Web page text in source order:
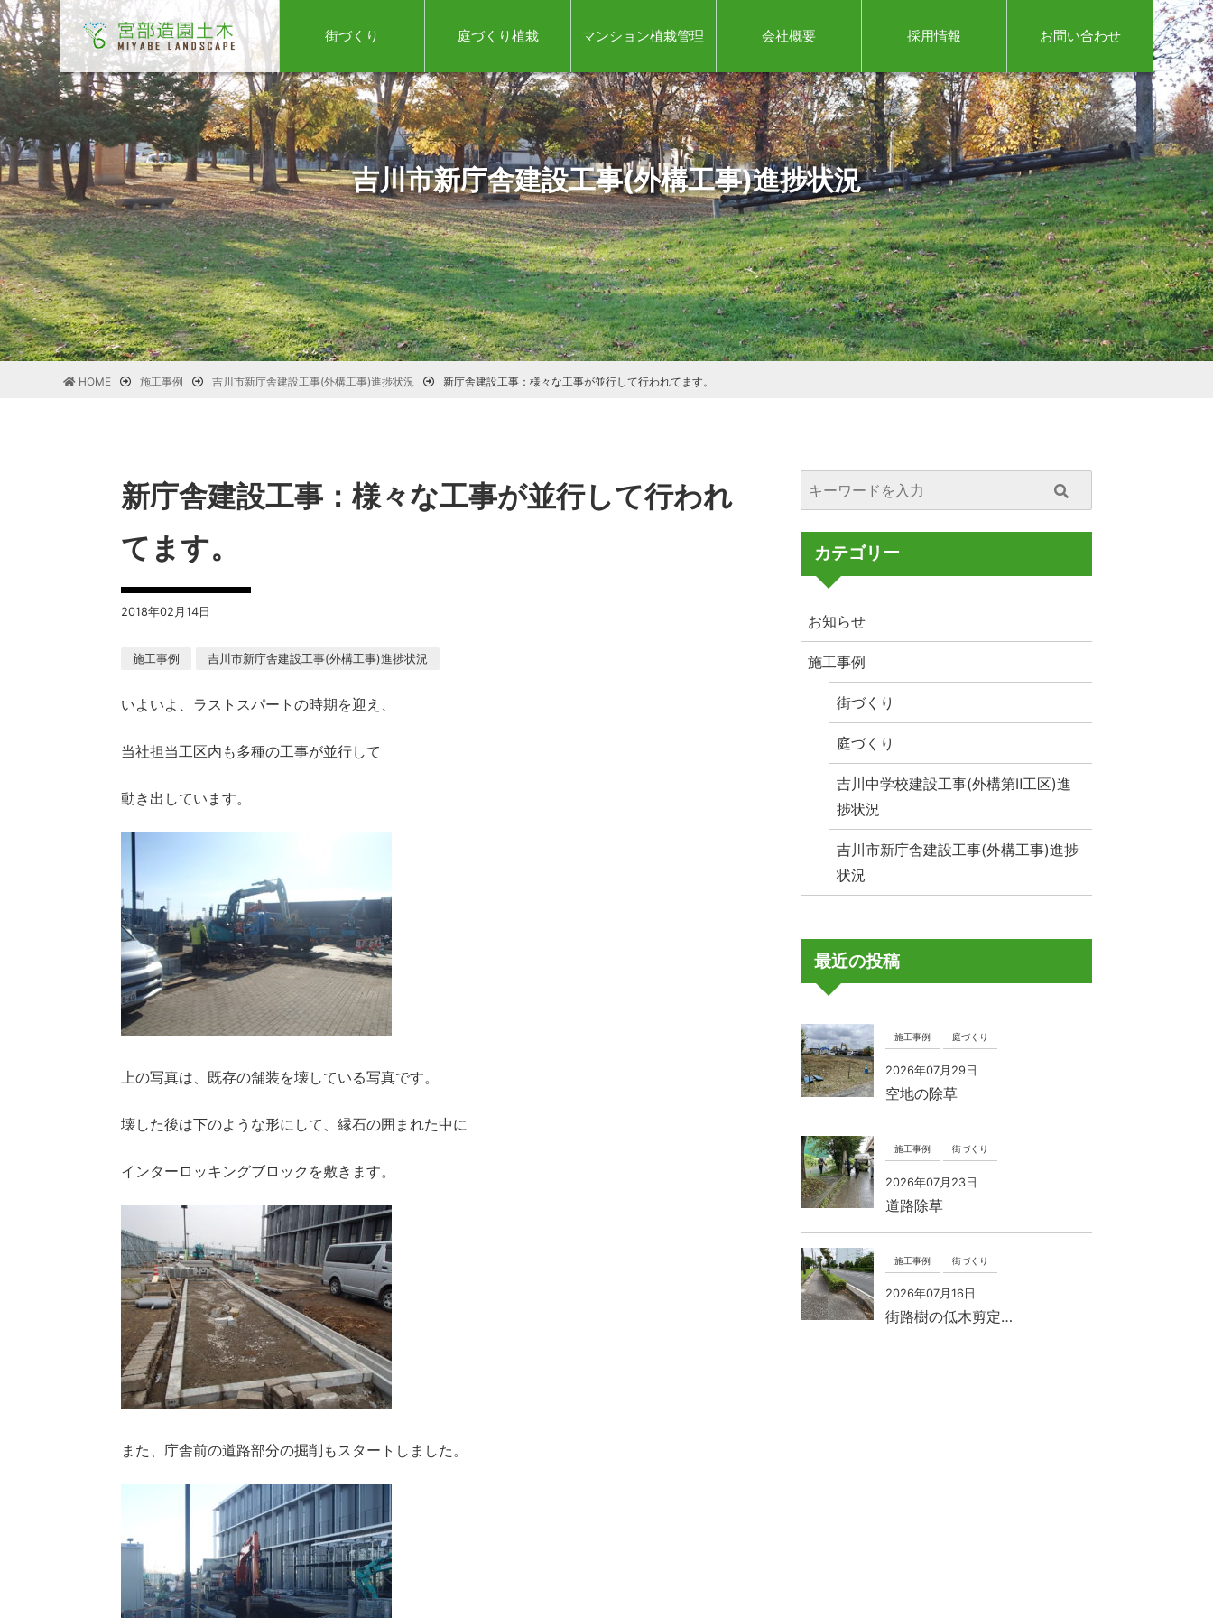
街づくり 庭づくり植栽 マンション植栽管理 会社概要 採用情報 お問い合わせ
吉川市新庁舎建設工事(外構工事)進捗状況
HOME 施工事例 吉川市新庁舎建設工事(外構工事)進捗状況 新庁舎建設工事：様々な工事が並行して行われてます。
新庁舎建設工事：様々な工事が並行して行われ
てます。
2018年02月14日
施工事例 吉川市新庁舎建設工事(外構工事)進捗状況
いよいよ、ラストスパートの時期を迎え、
当社担当工区内も多種の工事が並行して
動き出しています。
上の写真は、既存の舗装を壊している写真です。
壊した後は下のような形にして、縁石の囲まれた中に
インターロッキングブロックを敷きます。
また、庁舎前の道路部分の掘削もスタートしました。
カテゴリー
お知らせ
施工事例
街づくり
庭づくり
吉川中学校建設工事(外構第Ⅱ工区)進
捗状況
吉川市新庁舎建設工事(外構工事)進捗
状況
最近の投稿
施工事例 庭づくり
2026年07月29日
空地の除草
施工事例 街づくり
2026年07月23日
道路除草
施工事例 街づくり
2026年07月16日
街路樹の低木剪定…